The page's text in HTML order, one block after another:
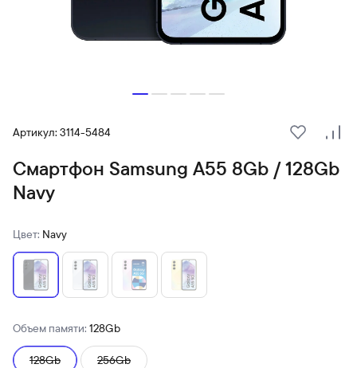
Артикул: 3114-5484
В
Смартфон Samsung A55 8Gb / 128Gb
Navy
Цвет: Navy
Объем памяти: 128Gb
128Gb 256Gb